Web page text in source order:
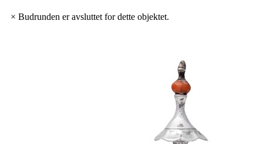
× Budrunden er avsluttet for dette objektet.